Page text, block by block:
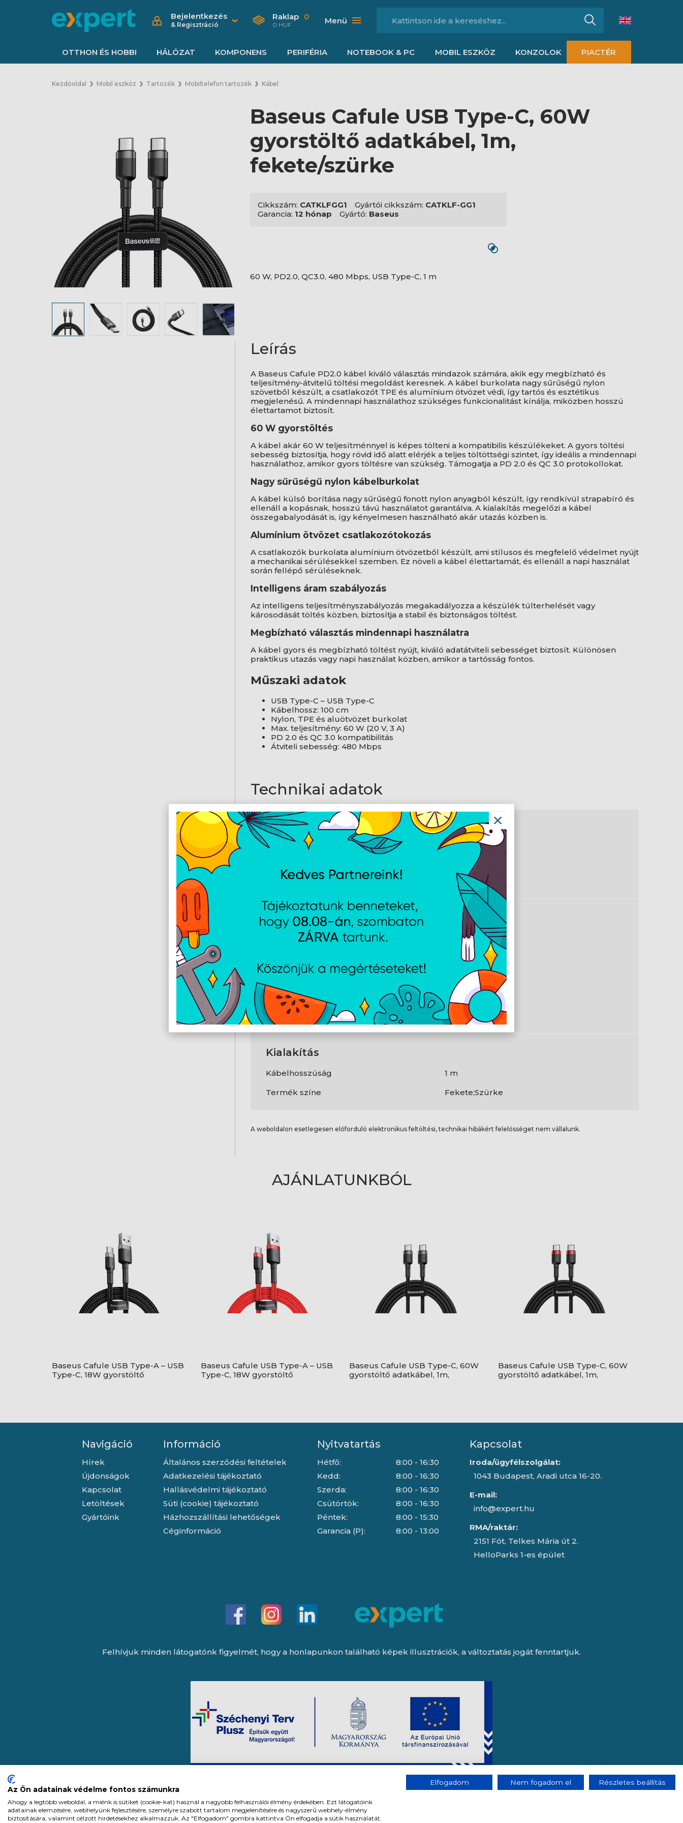
Bejelentkezés
& Regisztráció
Raklap 0
0 HUF Menü
OTTHON ÉS HOBBI HÁLÓZAT KOMPONENS PERIFÉRIA NOTEBOOK & PC MOBIL ESZKÖZ KONZOLOK PIACTÉR
Kezdőoldal Mobil eszköz Tartozék Mobiltelefon tartozék Kábel
Baseus Cafule USB Type-C, 60W
gyorstöltő adatkábel, 1m,
fekete/szürke
Cikkszám: CATKLFGG1 Gyártói cikkszám: CATKLF-GG1
Garancia: 12 hónap Gyártó: Baseus
60 W, PD2.0, QC3.0, 480 Mbps, USB Type-C, 1 m
Leírás
A Baseus Cafule PD2.0 kábel kiváló választás mindazok számára, akik egy megbízható és
teljesítmény-átvitelű töltési megoldást keresnek. A kábel burkolata nagy sűrűségű nylon
szövetből készült, a csatlakozót TPE és alumínium ötvözet védi, így tartós és esztétikus
megjelenésű. A mindennapi használathoz szükséges funkcionalitást kínálja, miközben hosszú
élettartamot biztosít.
60 W gyorstöltés
A kábel akár 60 W teljesítménnyel is képes tölteni a kompatibilis készülékeket. A gyors töltési
sebesség biztosítja, hogy rövid idő alatt elérjék a teljes töltöttségi szintet, így ideális a mindennapi
használathoz, amikor gyors töltésre van szükség. Támogatja a PD 2.0 és QC 3.0 protokollokat.
Nagy sűrűségű nylon kábelburkolat
A kábel külső borítása nagy sűrűségű fonott nylon anyagból készült, így rendkívül strapabíró és
ellenáll a kopásnak, hosszú távú használatot garantálva. A kialakítás megelőzi a kábel
összegabalyodását is, így kényelmesen használható akár utazás közben is.
Alumínium ötvözet csatlakozótokozás
A csatlakozók burkolata alumínium ötvözetből készült, ami stílusos és megfelelő védelmet nyújt
a mechanikai sérülésekkel szemben. Ez növeli a kábel élettartamát, és ellenáll a napi használat
során fellépő sérüléseknek.
Intelligens áram szabályozás
Az intelligens teljesítményszabályozás megakadályozza a készülék túlterhelését vagy
károsodását töltés közben, biztosítja a stabil és biztonságos töltést.
Megbízható választás mindennapi használatra
A kábel gyors és megbízható töltést nyújt, kiváló adatátviteli sebességet biztosít. Különösen
praktikus utazás vagy napi használat közben, amikor a tartósság fontos.
Műszaki adatok
USB Type-C – USB Type-C
Kábelhossz: 100 cm
Nylon, TPE és aluötvözet burkolat
Max. teljesítmény: 60 W (20 V, 3 A)
PD 2.0 és QC 3.0 kompatibilitás
Átviteli sebesség: 480 Mbps
Technikai adatok
Csatlakozók és csatlakozási
felületek
USB Type-C
2. csatlakozó
USB Type-C
Teljesítmény
Kimenő teljesítmény
60 W
Igen
USB Power Delivery verzió
Gyorstöltés (Quick Charge)
Igen
Gyorstöltés (Quick Charge) verzió
3.0
Kialakítás
Kábelhosszúság
1 m
Termék színe
Fekete;Szürke
A weboldalon esetlegesen előforduló elektronikus feltöltési, technikai hibákért felelősséget nem vállalunk.
AJÁNLATUNKBÓL
Baseus Cafule USB Type-A – USB
Type-C, 18W gyorstöltő
Baseus Cafule USB Type-A – USB
Type-C, 18W gyorstöltő
Baseus Cafule USB Type-C, 60W
gyorstöltő adatkábel, 1m,
Baseus Cafule USB Type-C, 60W
gyorstöltő adatkábel, 1m,
Navigáció
Hírek
Újdonságok
Kapcsolat
Letöltések
Gyártóink
Információ
Általános szerződési feltételek
Adatkezelési tájékoztató
Hallásvédelmi tájékoztató
Süti (cookie) tájékoztató
Házhozszállítási lehetőségek
Céginformáció
Nyitvatartás
Hétfő:
Kedd:
Szerda:
Csütörtök:
Péntek:
Garancia (P):
8:00 - 16:30
8:00 - 16:30
8:00 - 16:30
8:00 - 16:30
8:00 - 15:30
8:00 - 13:00
Kapcsolat
Iroda/ügyfélszolgálat:
1043 Budapest, Aradi utca 16-20.
E-mail:
info@expert.hu
RMA/raktár:
2151 Fót, Telkes Mária út 2.
HelloParks 1-es épület
Felhívjuk minden látogatónk figyelmét, hogy a honlapunkon található képek illusztrációk, a változtatás jogát fenntartjuk.
Az Ön adatainak védelme fontos számunkra
Ahogy a legtöbb weboldal, a miénk is sütiket (cookie-kat) használ a nagyobb felhasználói élmény érdekében. Ezt látogatóink
adatainak elemzésére, webhelyünk fejlesztésére, személyre szabott tartalom megjelenítésére és nagyszerű webhely-élmény
biztosítására, valamint célzott hirdetésekhez alkalmazzuk. Az "Elfogadom" gombra kattintva Ön elfogadja a sütik használatát.
Elfogadom Nem fogadom el Részletes beállítás